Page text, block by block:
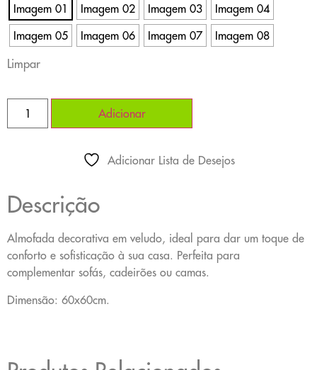
Imagem 01 Imagem 02 Imagem 03
Imagem 04
Imagem 05
Imagem 06 Imagem 07 Imagem 08
Limpar
Adicionar
Adicionar Lista de Desejos
Descrição
Almofada decorativa em veludo, ideal para dar um toque de
conforto e sofisticação à sua casa. Perfeita para
complementar sofás, cadeirões ou camas.
Dimensão: 60x60cm.